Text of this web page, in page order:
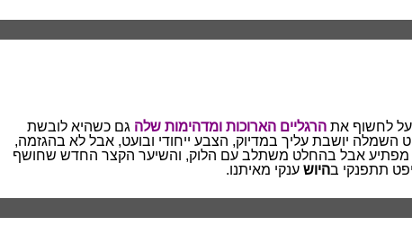
לחשוף את הרגליים הארוכות ומדהימות שלה גם כשהיא לובשת
השמלה יושבת עליך במדיוק, הצבע ייחודי ובועט, אבל לא בהגזמה,
מפתיע אבל בהחלט משתלב עם הלוק, והשיער הקצר החדש שחושף
תתפנקי בהיוש ענקי מאיתנו.